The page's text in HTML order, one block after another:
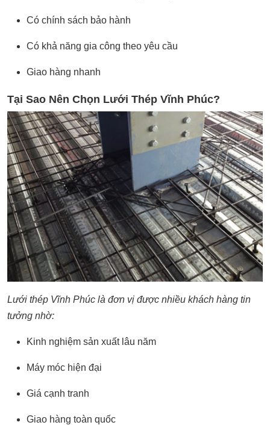
Có chính sách bảo hành
Có khả năng gia công theo yêu cầu
Giao hàng nhanh
Tại Sao Nên Chọn Lưới Thép Vĩnh Phúc?
Lưới thép Vĩnh Phúc là đơn vị được nhiều khách hàng tin
tưởng nhờ:
Kinh nghiệm sản xuất lâu năm
Máy móc hiện đại
Giá cạnh tranh
Giao hàng toàn quốc